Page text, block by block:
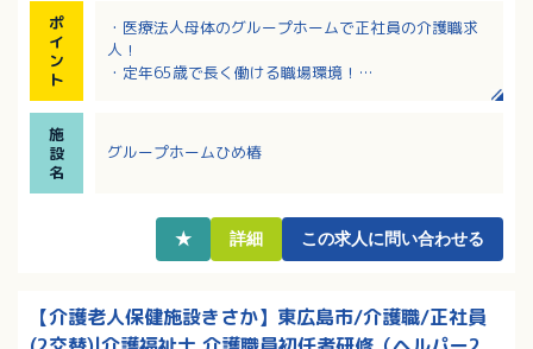
ポ
イ
ン
ト
・医療法人母体のグループホームで正社員の介護職求
人！
・定年65歳で長く働ける職場環境！
厚生も充実！
・子育て、介護、資格取得を目指すなどライフステー
施
設
名
グループホームひめ椿
★ 詳細 この求人に問い合わせる
【介護老人保健施設きさか】東広島市/介護職/正社員